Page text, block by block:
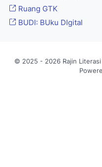
Ruang GTK
BUDI: BUku DIgital
© 2025 - 2026 Rajin